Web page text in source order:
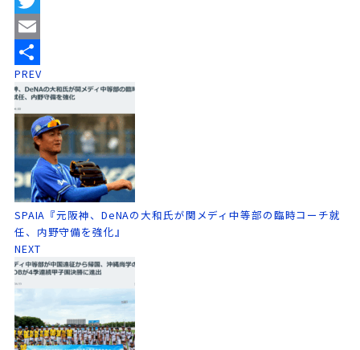
Twitter
Email
共
有
PREV
SPAIA『元阪神、DeNAの大和氏が関メディ中等部の臨時コーチ就
任、内野守備を強化』
NEXT